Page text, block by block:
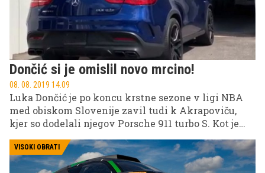
Dončić si je omislil novo mrcino!
08. 08. 2019 14.09
Luka Dončić je po koncu krstne sezone v ligi NBA
med obiskom Slovenije zavil tudi k Akrapoviču,
kjer so dodelali njegov Porsche 911 turbo S. Kot je
razvidno iz njegovega svežega videa, pa je svoj
vozni park obogatil še z dodelanim modrim
Mercedesom GLE 63 S!
VISOKI OBRATI